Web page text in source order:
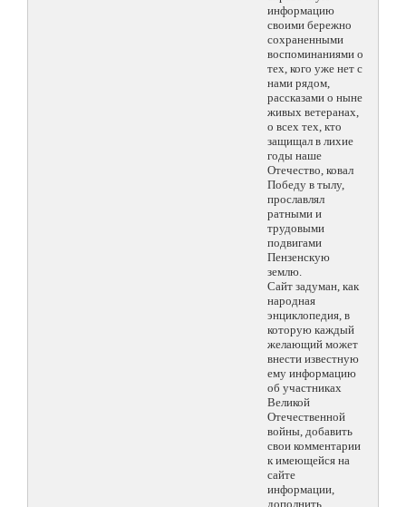
информацию
своими бережно
сохраненными
воспоминаниями о
тех, кого уже нет с
нами рядом,
рассказами о ныне
живых ветеранах,
о всех тех, кто
защищал в лихие
годы наше
Отечество, ковал
Победу в тылу,
прославлял
ратными и
трудовыми
подвигами
Пензенскую
землю.
Сайт задуман, как
народная
энциклопедия, в
которую каждый
желающий может
внести известную
ему информацию
об участниках
Великой
Отечественной
войны, добавить
свои комментарии
к имеющейся на
сайте
информации,
дополнить